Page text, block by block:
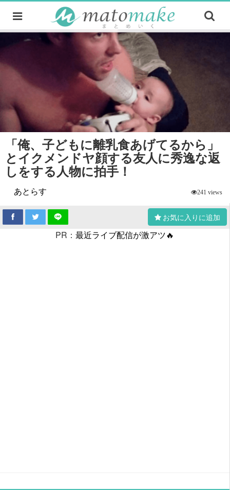
「俺、子どもに離乳食あげてるから」
とイクメンドヤ顔する友人に秀逸な返
しをする人物に拍手！
あとらす 241 views
お気に入りに追加
PR： 最近ライブ配信が激アツ🔥